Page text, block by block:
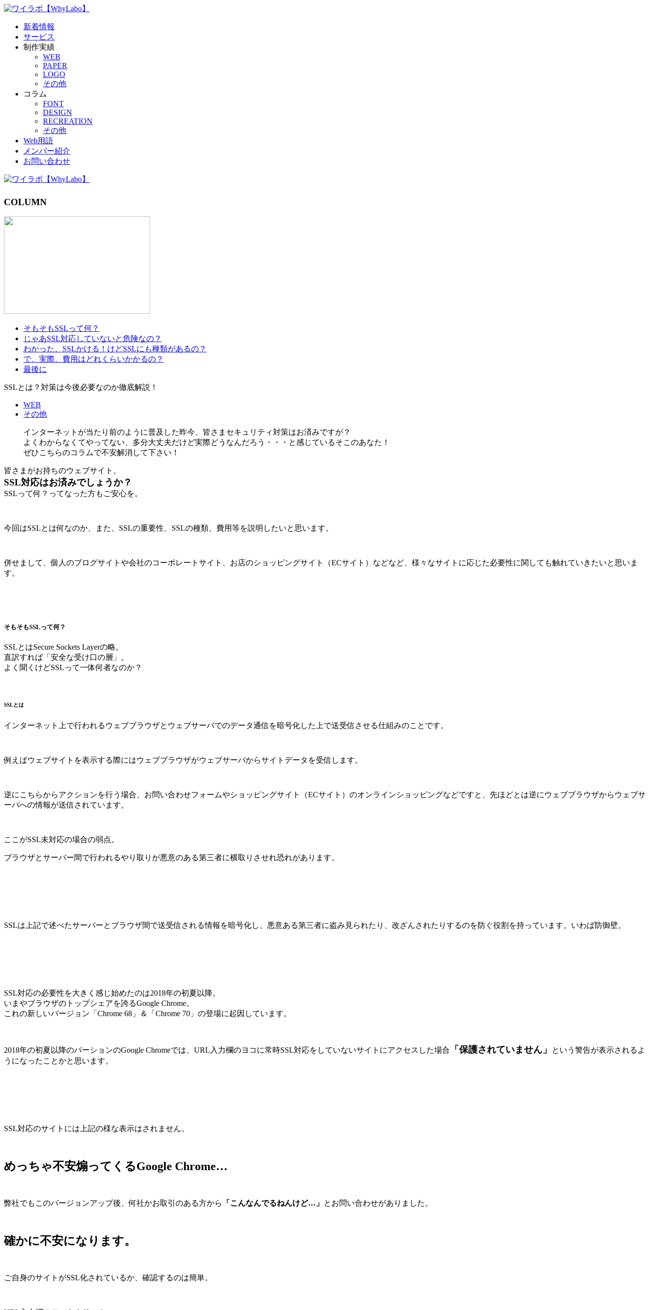
新着情報
サービス
制作実績
WEB
PAPER
LOGO
その他
コラム
FONT
DESIGN
RECREATION
その他
Web用語
メンバー紹介
お問い合わせ
COLUMN
そもそもSSLって何？
じゃあSSL対応していないと危険なの？
わかった、SSLかける！けどSSLにも種類があるの？
で、実際、費用はどれくらいかかるの？
最後に
SSLとは？対策は今後必要なのか徹底解説！
WEB
その他
インターネットが当たり前のように普及した昨今、皆さまセキュリティ対策はお済みですが？
よくわからなくてやってない、多分大丈夫だけど実際どうなんだろう・・・と感じているそこのあなた！
ぜひこちらのコラムで不安解消して下さい！
皆さまがお持ちのウェブサイト。
SSL対応はお済みでしょうか？
SSLって何？ってなった方もご安心を。
今回はSSLとは何なのか、また、SSLの重要性、SSLの種類、費用等を説明したいと思います。
併せまして、個人のブログサイトや会社のコーポレートサイト、お店のショッピングサイト（ECサイト）などなど、様々なサイトに応じた必要性に関しても触れていきたいと思いま
す。
そもそもSSLって何？
SSLとはSecure Sockets Layerの略。
直訳すれば「安全な受け口の層」。
よく聞くけどSSLって一体何者なのか？
SSLとは
インターネット上で行われるウェブブラウザとウェブサーバでのデータ通信を暗号化した上で送受信させる仕組みのことです。
例えばウェブサイトを表示する際にはウェブブラウザがウェブサーバからサイトデータを受信します。
逆にこちらからアクションを行う場合、お問い合わせフォームやショッピングサイト（ECサイト）のオンラインショッピングなどですと、先ほどとは逆にウェブブラウザからウェブサ
ーバへの情報が送信されています。
ここがSSL未対応の場合の弱点。
ブラウザとサーバー間で行われるやり取りが悪意のある第三者に横取りさせれ恐れがあります。
SSLは上記で述べたサーバーとブラウザ間で送受信される情報を暗号化し、悪意ある第三者に盗み見られたり、改ざんされたりするのを防ぐ役割を持っています。いわば防御壁。
SSL対応の必要性を大きく感じ始めたのは2018年の初夏以降。
いまやブラウザのトップシェアを誇るGoogle Chrome。
これの新しいバージョン「Chrome 68」＆「Chrome 70」の登場に起因しています。
2018年の初夏以降のバーションのGoogle Chromeでは、URL入力欄のヨコに常時SSL対応をしていないサイトにアクセスした場合 「保護されていません」
という警告が表示されるよ
うになったことかと思います。
SSL対応のサイトには上記の様な表示はされません。
めっちゃ不安煽ってくるGoogle Chrome…
弊社でもこのバージョンアップ後、何社かお取引のある方から 「こんなんでるねんけど…」 とお問い合わせがありました。
確かに不安になります。
ご自身のサイトがSSL化されているか、確認するのは簡単。